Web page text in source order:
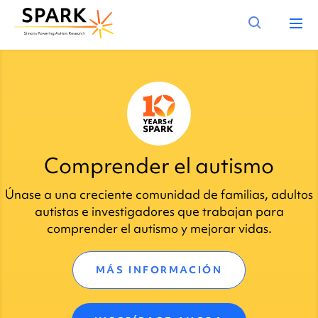
Comprender el autismo
Únase a una creciente comunidad de familias, adultos
autistas e investigadores que trabajan para
comprender el autismo y mejorar vidas.
MÁS INFORMACIÓN